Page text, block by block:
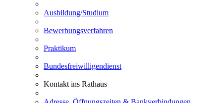
Ausbildung/Studium
Bewerbungsverfahren
Praktikum
Bundesfreiwilligendienst
Kontakt ins Rathaus